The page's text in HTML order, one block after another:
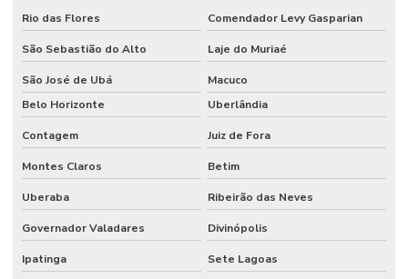
Mangueira Flat Pvc Para Indústria
Mangueira Hidráulica
Mangueira Hidráulica Alta Pressão
Mangueira Hidráulica Para Alta Temperatura Minas Gerais
Mangueira Jato Areia
Mangueira Pneumática Para Indústria Em Minas Gerais
Mangueira Pvc Sucção
Rio das Flores Comendador Levy Gasparian
São Sebastião do Alto Laje do Muriaé
São José de Ubá
Macuco
Belo Horizonte
Uberlândia
Contagem Juiz de Fora
Montes Claros Betim
Uberaba Ribeirão das Neves
Governador Valadares Divinópolis
Ipatinga Sete Lagoas